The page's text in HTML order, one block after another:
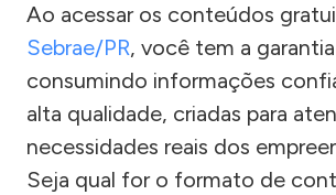
Ao acessar os conteúdos
Sebrae/PR, você tem a
consumindo informações
alta qualidade, criadas para
necessidades reais dos
Seja qual for o formato de